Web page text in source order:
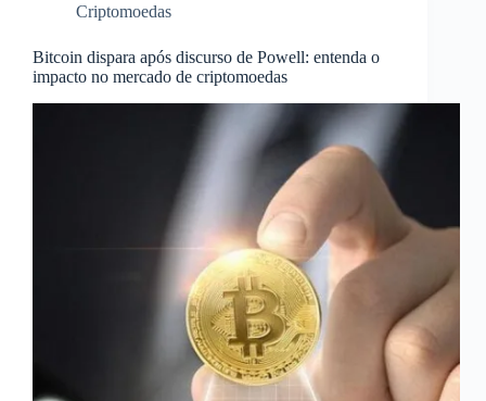
Criptomoedas
Bitcoin dispara após discurso de Powell: entenda o
impacto no mercado de criptomoedas